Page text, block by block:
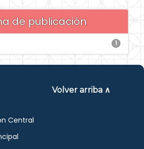
de publicación
1
Volver arriba ∧
Central